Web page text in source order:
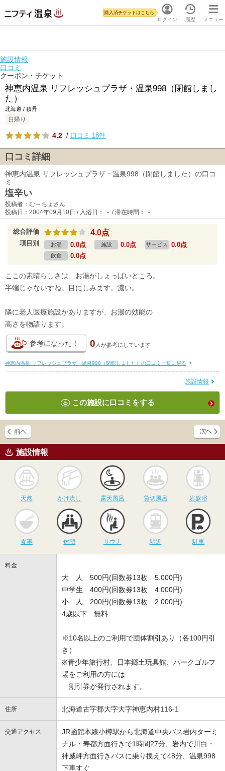
ログイン
購入済チケットはこちら
履歴 メニュー
施設情報
口コミ
クーポン・チケット
神恵内温泉 リフレッシュプラザ・温泉998（閉館しまし
た）
北海道 / 積丹
日帰り
4.2 / 口コミ 18件
口コミ詳細
神恵内温泉 リフレッシュプラザ・温泉998（閉館しました）の口コ
ミ
塩辛い
投稿者：む～ちょさん
投稿日：2004年09月10日 / 入浴日： - / 滞在時間： -
総合評価 4.0点
項目別 お湯 0.0点 施設 0.0点 サービス 0.0点
飲食 0.0点
ここの素晴らしさは、お湯がしょっぱいところ。
半端じゃないすね。目にしみます。濃い。
隣に老人医療施設がありますが、お湯の効能の
高さを物語ります。
参考になった！ 0 人が参考にしています
神恵内温泉 リフレッシュプラザ・温泉998（閉館しました）の口コミ一覧に戻る >
施設情報
この施設に口コミをする
施設情報
天然
かけ流し
かけ流し
露天風呂
露天風呂
貸切風呂
貸切風呂 岩盤浴
食事 休憩
サウナ
サウナ 駅近 駐車
料金
大 人 500円(回数券13枚 5.000円)
中学生 400円(回数券13枚 4.000円)
小 人 200円(回数券13枚 2.000円)
4歳以下 無料
※10名以上のご利用で団体割引あり（各100円引
き）
※青少年旅行村、日本郷土玩具館、パークゴルフ
場をご利用の方には
割引券が発行されます。
住所 北海道古宇郡大字大字神恵内村116-1
交通アクセス
JR函館本線小樽駅から北海道中央バス岩内ターミ
ナル・寿都方面行きで1時間27分、岩内で川白・
神威岬方面行きバスに乗り換えて48分、温泉998
下車すぐ